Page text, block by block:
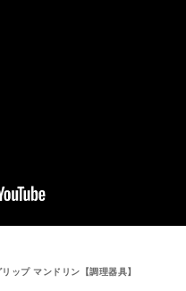
ップ マンドリン【調理器具】